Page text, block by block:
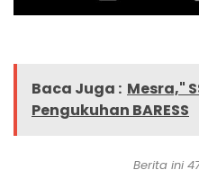
Baca Juga : Mesra,"
Pengukuhan BARESS
Berita ini